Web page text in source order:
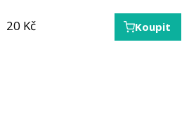
20 Kč Koupit
290Kč Koupit